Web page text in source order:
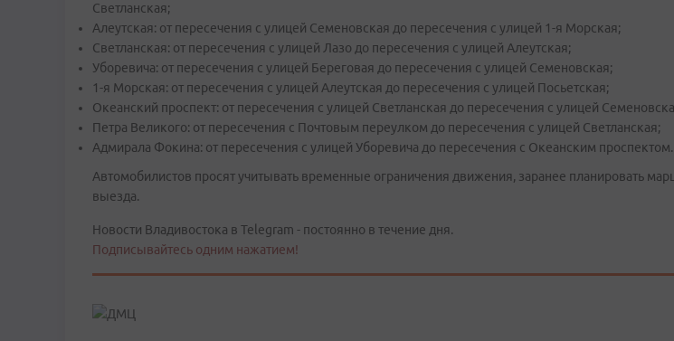
Светланская;
Алеутская: от пересечения с улицей Семеновская до пересечения с улицей 1-я Морская;
Светланская: от пересечения с улицей Лазо до пересечения с улицей Алеутская;
Уборевича: от пересечения с улицей Береговая до пересечения с улицей Семеновская;
1-я Морская: от пересечения с улицей Алеутская до пересечения с улицей Посьетская;
Океанский проспект: от пересечения с улицей Светланская до пересечения с улицей
Петра Великого: от пересечения с Почтовым переулком до пересечения с улицей Светланская;
Адмирала Фокина: от пересечения с улицей Уборевича до пересечения с Океанским проспектом.
Автомобилистов просят учитывать временные ограничения движения, заранее планировать
выезда.
Новости Владивостока в Telegram - постоянно в течение дня.
Подписывайтесь одним нажатием!